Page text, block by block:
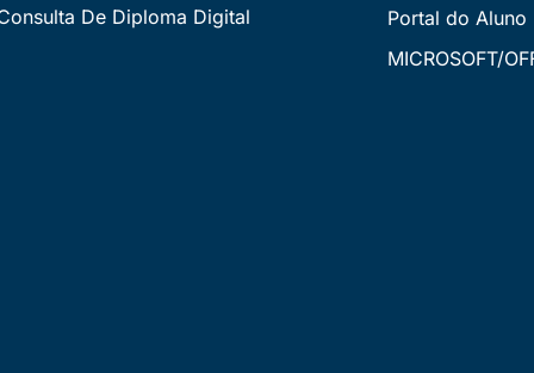
De Diploma Digital
Portal do Aluno
MICROSOFT/